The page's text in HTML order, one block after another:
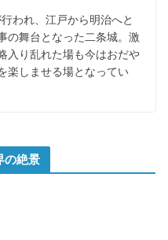
われ、江戸から明治へと
の舞台となった二条城。激
入り乱れた場も今はおだや
楽しませる場となってい
絶景